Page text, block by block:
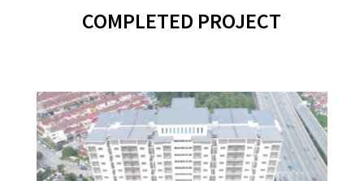
COMPLETED PROJECT